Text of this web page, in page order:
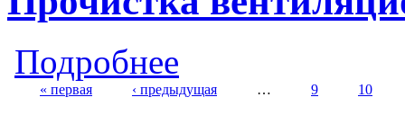
Подробнее
« первая ‹ предыдущая … 9 10